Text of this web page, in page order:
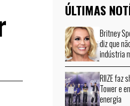
ÚLTIMAS
Britney
diz que
indústria
RIIZE faz
Tower e
energia